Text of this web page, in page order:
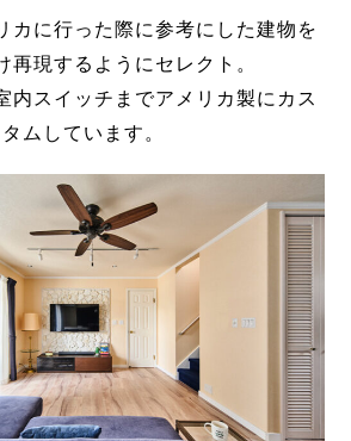
カに行った際に参考にした建物を
再現するようにセレクト。
内スイッチまでアメリカ製にカス
タムしています。